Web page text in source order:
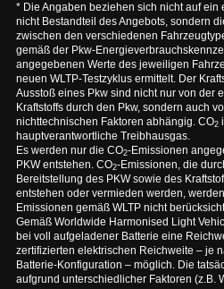
* Die Angaben beziehen sich nicht auf ein
nicht Bestandteil des Angebots, sondern
zwischen den verschiedenen
gemäß der Pkw-
angegebenen Werte des jeweiligen
neuen WLTP-Testzyklus ermittelt. Der
Ausstoß eines Pkw sind nicht nur von der
Kraftstoffs durch den Pkw, sondern auch
nichttechnischen Faktoren abhängig. CO2
hauptverantwortliche Treibhausgas.
Es werden nur die CO2-Emissionen
PKW entstehen. CO2-Emissionen, die
Bereitstellung des PKW sowie des
entstehen oder vermieden werden,
Emissionen gemäß WLTP nicht
Gemäß Worldwide Harmonised Light
bei voll aufgeladener Batterie eine
zertifizierten elektrischen Reichweite – je
Batterie-Konfiguration – möglich. Die
aufgrund unterschiedlicher Faktoren (z.B.